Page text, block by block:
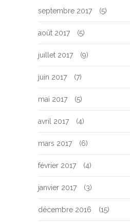
septembre 2017 (5)
août 2017 (5)
juillet 2017 (9)
juin 2017 (7)
mai 2017 (5)
avril 2017 (4)
mars 2017 (6)
février 2017 (4)
janvier 2017 (3)
décembre 2016 (15)